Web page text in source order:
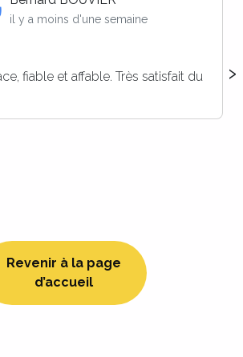
de nos prestataires dorénavant ,
à vous pour votre réactivité, et
recommandons ++++
›
Revenir à la page
d’accueil